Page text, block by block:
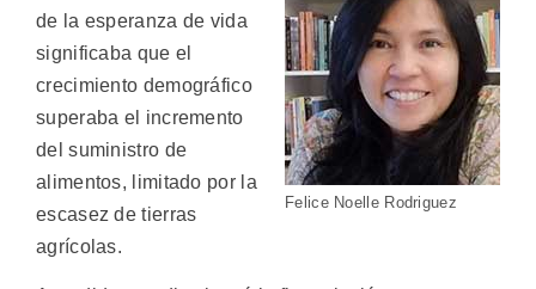
Felice Noelle Rodriguez
de la esperanza de vida
significaba que el
crecimiento demográfico
superaba el incremento
del suministro de
alimentos, limitado por la
escasez de tierras
agrícolas.